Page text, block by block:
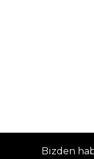
Bizden